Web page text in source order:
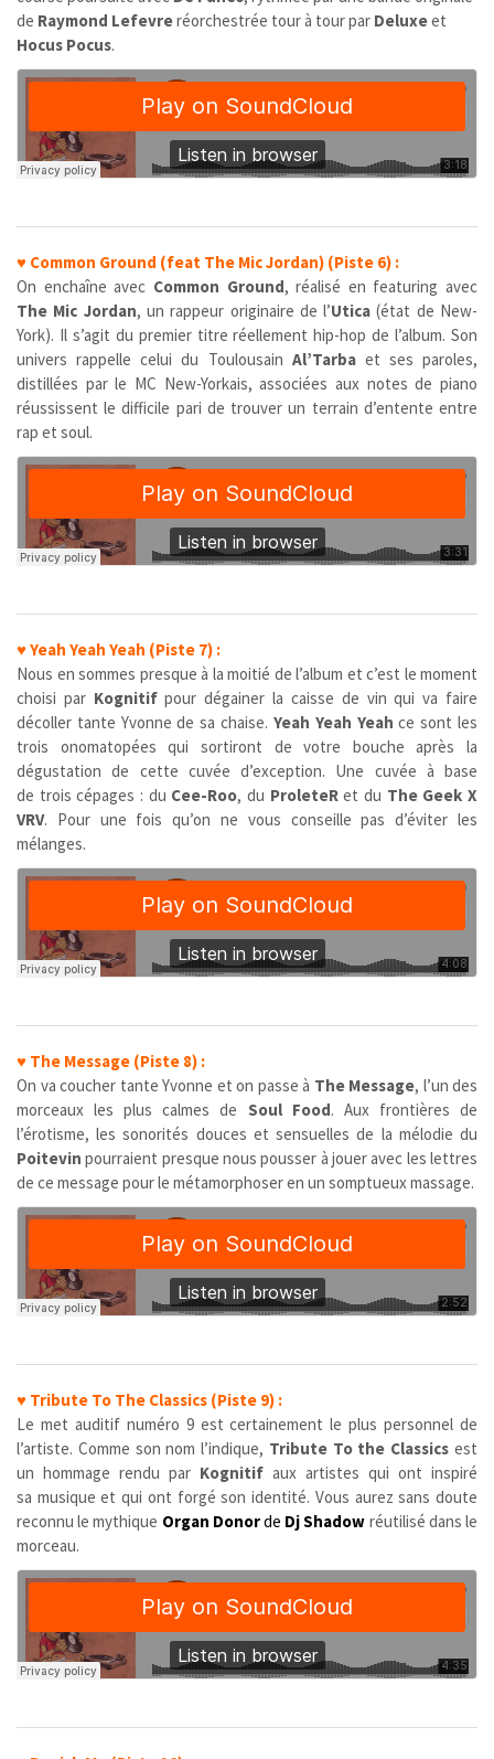
de Raymond Lefevreréorchestrée tour à tour par Deluxeet
Hocus Pocus.
♥ Common Ground (feat The Mic Jordan) (Piste 6) :
On enchaîne avec Common Ground, réalisé en featuring avec
The Mic Jordan, un rappeur originaire de l’Utica (état de New-
York). Il s’agit du premier titre réellement hip-hop de l’album. Son
univers rappelle celui du Toulousain Al’Tarba et ses paroles,
distillées par le MC New-Yorkais, associées aux notes de piano
réussissent le difficile pari de trouver un terrain d’entente entre
rap et soul.
♥Yeah Yeah Yeah (Piste 7) :
Nous en sommes presque à la moitié de l’album et c’est le moment
choisi par Kognitifpour dégainer la caisse de vin qui va faire
décoller tante Yvonne de sa chaise. Yeah Yeah Yeah ce sont les
trois onomatopées qui sortiront de votre bouche après la
dégustation de cette cuvée d’exception. Une cuvée à base
de trois cépages : du Cee-Roo, du ProleteRet du The Geek X
VRV. Pour une fois qu’on ne vous conseille pas d’éviter les
mélanges.
♥ The Message (Piste 8) :
On va coucher tante Yvonne et on passe à The Message, l’un des
morceaux les plus calmes de Soul Food. Aux frontières de
l’érotisme, les sonorités douces et sensuelles de la mélodie du
Poitevin pourraient presque nous pousser à jouer avec les lettres
de ce message pour le métamorphoser en un somptueux massage.
♥ Tribute To The Classics (Piste 9) :
Le met auditif numéro 9 est certainement le plus personnel de
l’artiste. Comme son nom l’indique, Tribute To the Classics est
un hommage rendu par Kognitif aux artistes qui ont inspiré
sa musique et qui ont forgé son identité. Vous aurez sans doute
reconnu le mythique Organ Donorde Dj Shadow réutilisé dans le
morceau.